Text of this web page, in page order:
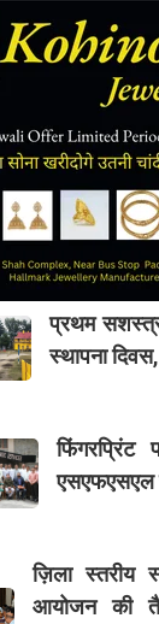
प्रथम सशस्त्र
स्थापना दिवस,
फिंगरप्रिंट
एसएफएसएल
ज़िला स्तरीय
आयोजन की